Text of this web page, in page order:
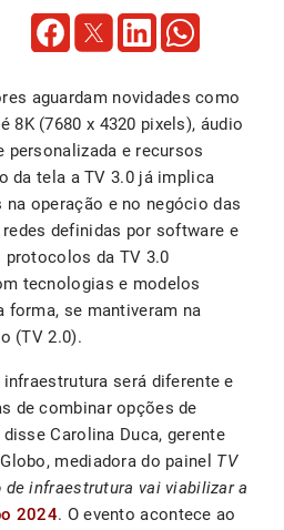
aguardam novidades como
8K (7680 x 4320 pixels), áudio
personalizada e recursos
da tela a TV 3.0 já implica
operação e no negócio das
definidas por software e
da TV 3.0
tecnologias e modelos
forma, se mantiveram na
(TV 2.0).
infraestrutura será diferente e
de combinar opções de
Carolina Duca, gerente
mediadora do painel TV
infraestrutura vai viabilizar a
2024. O evento acontece ao